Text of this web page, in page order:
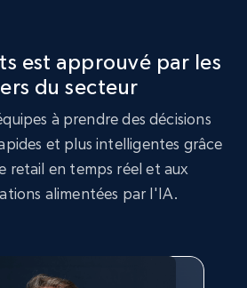
Commencer
Product description,
est approuvé par les
du secteur
à prendre des décisions
et plus intelligentes grâce
retail en temps réel et aux
alimentées par l'IA.